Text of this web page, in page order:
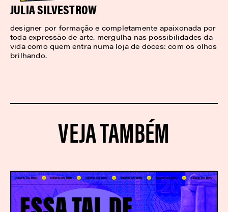
JULIA SILVESTROW
designer por formação e completamente apaixonada por
toda expressão de arte. mergulha nas possibilidades da
vida como quem entra numa loja de doces: com os olhos
brilhando.
VEJA TAMBÉM